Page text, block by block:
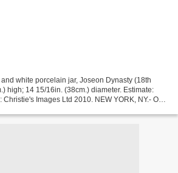
white porcelain jar, Joseon Dynasty (18th
high; 14 15/16in. (38cm.) diameter. Estimate:
Images Ltd 2010. NEW YORK, NY.- On